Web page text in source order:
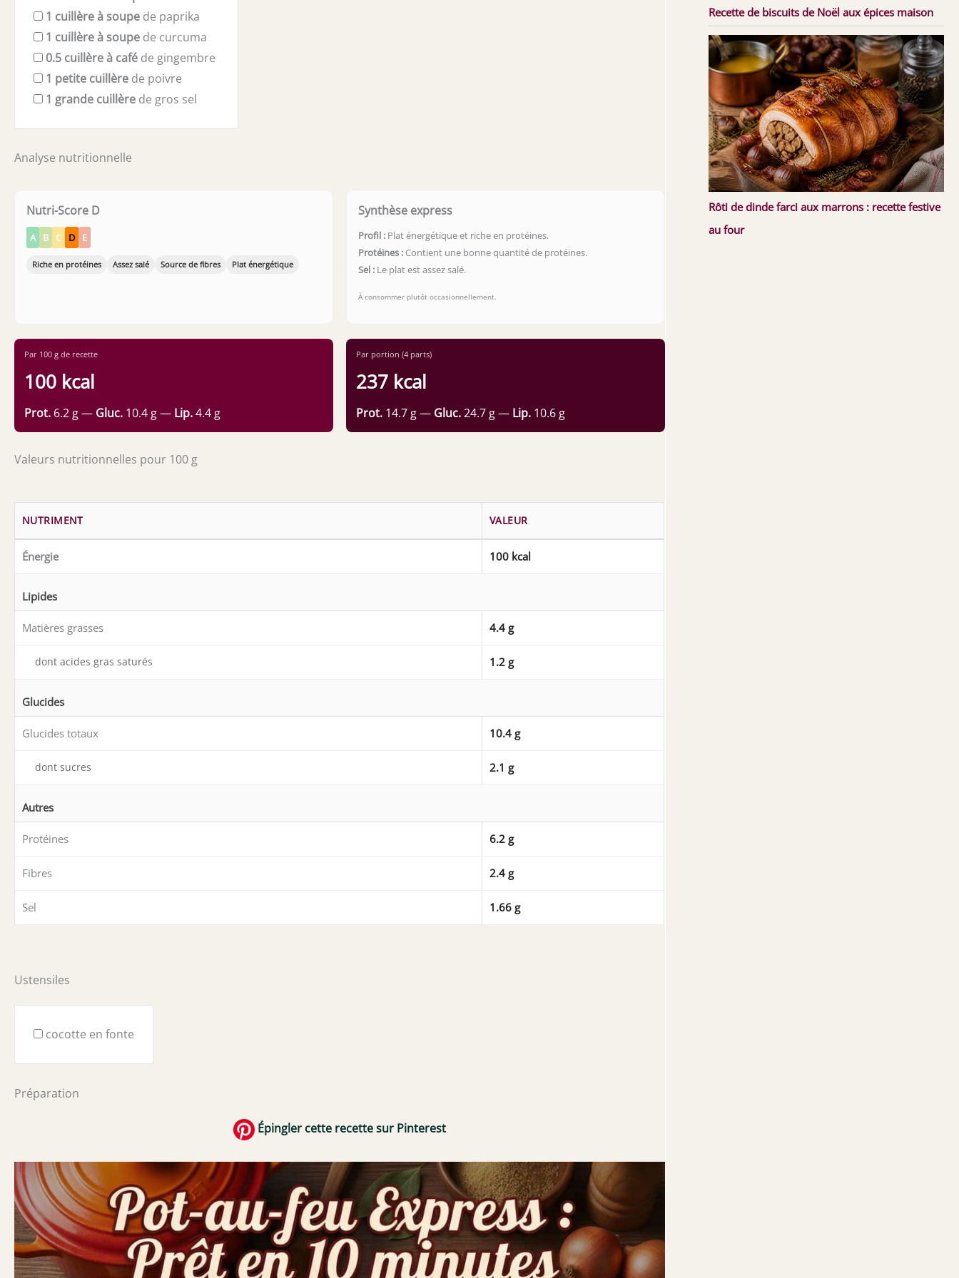
1 cuillère à soupe de paprika
1 cuillère à soupe de curcuma
0.5 cuillère à café de gingembre
1 petite cuillère de poivre
1 grande cuillère de gros sel
Analyse nutritionnelle
Nutri-Score D
A B C D E
Riche en protéines Assez salé Source de fibres Plat énergétique
Synthèse express
Profil : Plat énergétique et riche en protéines.
Protéines : Contient une bonne quantité de protéines.
Sel : Le plat est assez salé.
À consommer plutôt occasionnellement.
Par 100 g de recette
100 kcal
Prot. 6.2 g — Gluc. 10.4 g — Lip.4.4 g
Par portion (4 parts)
237 kcal
Prot. 14.7 g — Gluc.24.7 g — Lip. 10.6 g
Valeurs nutritionnelles pour 100 g
NUTRIMENT VALEUR
Énergie 100 kcal
Lipides
Matières grasses 4.4 g
dont acides gras saturés 1.2 g
Glucides
Glucides totaux 10.4 g
dont sucres 2.1 g
Autres
Protéines 6.2 g
Fibres 2.4 g
Sel 1.66 g
Ustensiles
cocotte en fonte
Préparation
Épingler cette recette sur Pinterest
Recette de biscuits de Noël aux épices maison
Rôti de dinde farci aux marrons : recette festive
au four